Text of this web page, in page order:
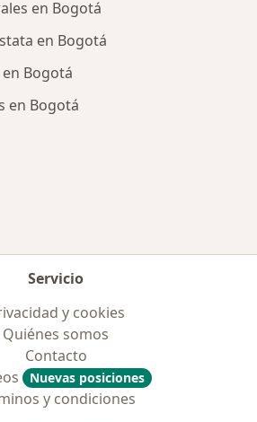
en Bogotá
en Bogotá
Bogotá
en Bogotá
Servicio
y cookies
Quiénes somos
Contacto
Nuevas posiciones
y condiciones